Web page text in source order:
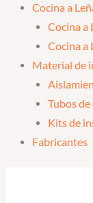
Cocina a
Cocina a
Cocina a
Material de
Tubos
Kits de
Fabricantes